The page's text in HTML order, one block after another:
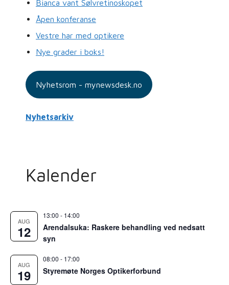
Bianca vant Sølvretinoskopet
Åpen konferanse
Vestre har med optikere
Nye grader i boks!
Nyhetsrom - mynewsdesk.no
Nyhetsarkiv
Kalender
AUG
12
13:00 - 14:00
Arendalsuka: Raskere behandling ved nedsatt
syn
AUG
19
08:00 - 17:00
Styremøte Norges Optikerforbund